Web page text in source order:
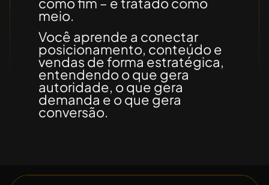
meio.
Você aprende a conectar
posicionamento, conteúdo e
vendas de forma estratégica,
entendendo o que gera
autoridade, o que gera
demanda e o que gera
conversão.